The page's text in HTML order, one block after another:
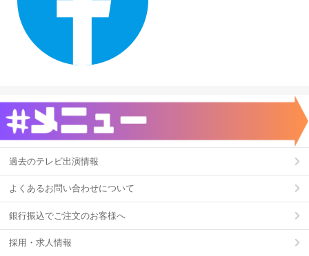
過去のテレビ出演情報
よくあるお問い合わせについて
銀行振込でご注文のお客様へ
採用・求人情報